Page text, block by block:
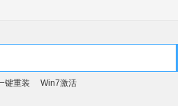
键重装 Win7激活